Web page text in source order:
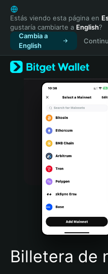
English
日本語
Tiếng Việt
Русский
Español (Latinoamérica)
Türkçe
Italiano
Português (Portugal)
Bahasa Indonesia
Português (Brasil)
Español (Argentina)
Estás viendo esta página en
gustaría cambiarte a English?
Cambia a
English
Billetera de